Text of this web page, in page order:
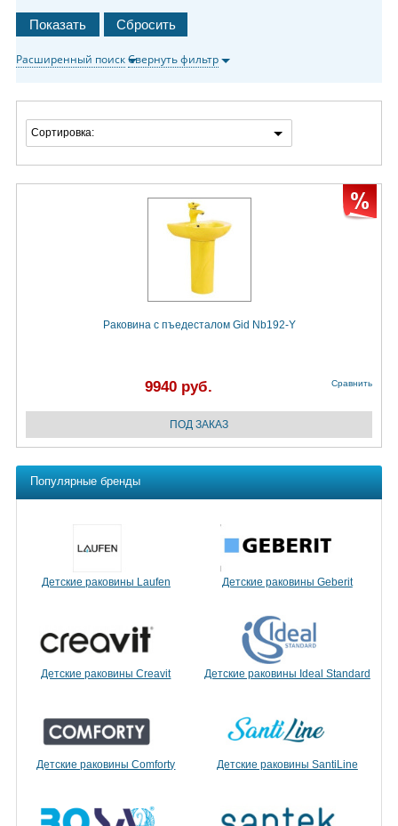
Расширенный поискСвернуть фильтр
Сортировка:
Раковина с пъедесталом Gid Nb192-Y
9940 руб. Сравнить
Популярные бренды
Детские раковины Laufen Детские раковины Geberit
Детские раковины Creavit Детские раковины Ideal Standard
Детские раковины Comforty Детские раковины SantiLine